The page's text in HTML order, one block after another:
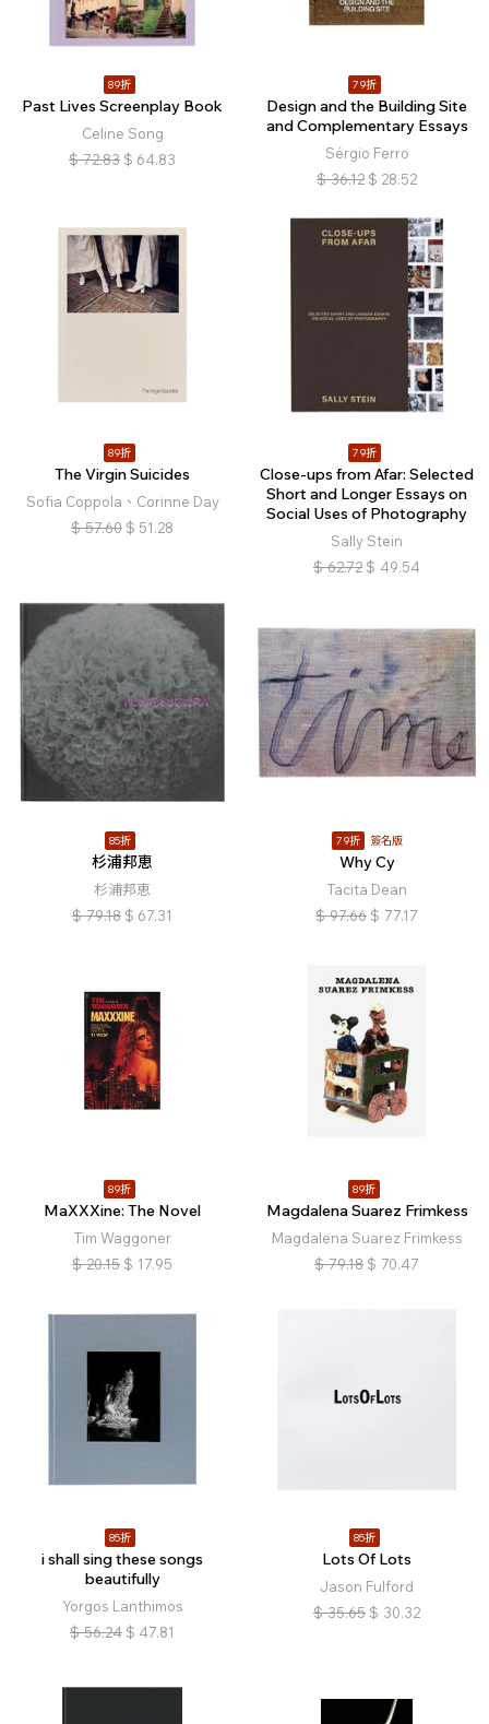
89折
Past Lives Screenplay Book
Celine Song
$ 72.83 $ 64.83
79折
Design and the Building Site
and Complementary Essays
Sérgio Ferro
$ 36.12 $ 28.52
89折
The Virgin Suicides
Sofia Coppola、Corinne Day
$ 57.60 $ 51.28
79折
Close-ups from Afar: Selected
Short and Longer Essays on
Social Uses of Photography
Sally Stein
$ 62.72 $ 49.54
85折
杉浦邦恵
杉浦邦恵
$ 79.18 $ 67.31
79折 簽名版
Why Cy
Tacita Dean
$ 97.66 $ 77.17
89折
MaXXXine: The Novel
Tim Waggoner
$ 20.15 $ 17.95
89折
Magdalena Suarez Frimkess
Magdalena Suarez Frimkess
$ 79.18 $ 70.47
85折
i shall sing these songs
beautifully
Yorgos Lanthimos
$ 56.24 $ 47.81
85折
Lots Of Lots
Jason Fulford
$ 35.65 $ 30.32